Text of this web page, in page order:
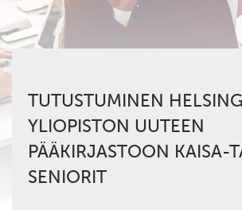
TUTUSTUMINEN
YLIOPISTON UUTEEN
PÄÄKIRJASTOON KAISA-
SENIORIT